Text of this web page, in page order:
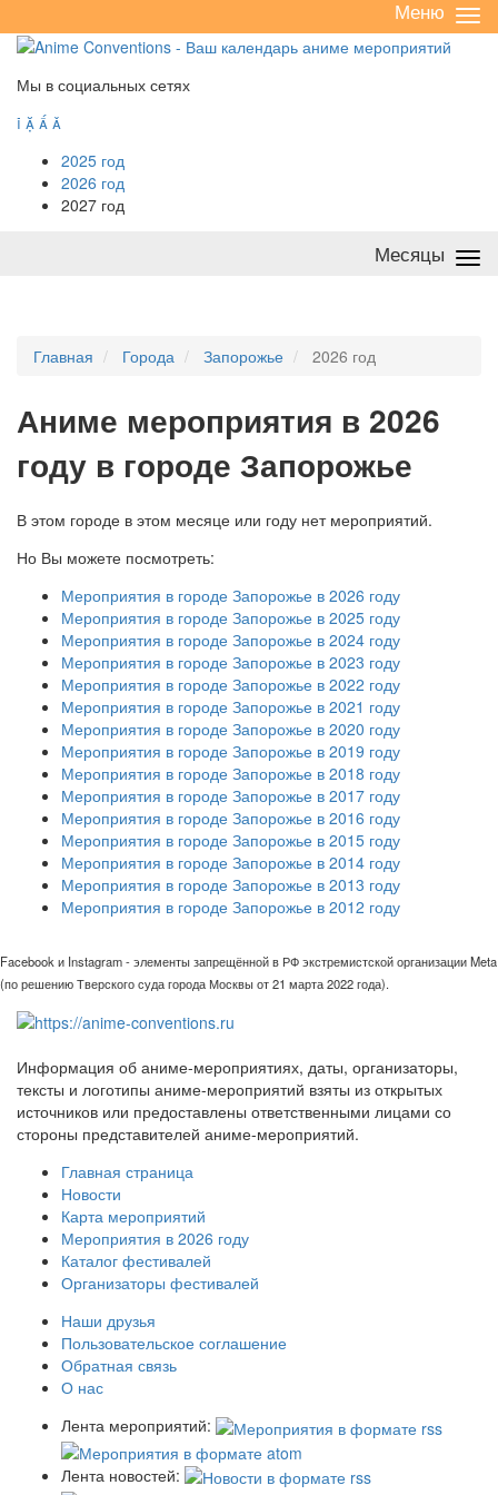
/
Меню
Мы в социальных сетях
   
2025 год
2026 год
2027 год
Месяцы
Главная Города Запорожье 2026 год
Аниме мероприятия в 2026
году в городе Запорожье
В этом городе в этом месяце или году нет мероприятий.
Но Вы можете посмотреть:
Мероприятия в городе Запорожье в 2026 году
Мероприятия в городе Запорожье в 2025 году
Мероприятия в городе Запорожье в 2024 году
Мероприятия в городе Запорожье в 2023 году
Мероприятия в городе Запорожье в 2022 году
Мероприятия в городе Запорожье в 2021 году
Мероприятия в городе Запорожье в 2020 году
Мероприятия в городе Запорожье в 2019 году
Мероприятия в городе Запорожье в 2018 году
Мероприятия в городе Запорожье в 2017 году
Мероприятия в городе Запорожье в 2016 году
Мероприятия в городе Запорожье в 2015 году
Мероприятия в городе Запорожье в 2014 году
Мероприятия в городе Запорожье в 2013 году
Мероприятия в городе Запорожье в 2012 году
Facebook и Instagram - элементы запрещённой в РФ экстремистской организации Meta
(по решению Тверского суда города Москвы от 21 марта 2022 года).
Информация об аниме-мероприятиях, даты, организаторы,
тексты и логотипы аниме-мероприятий взяты из открытых
источников или предоставлены ответственными лицами со
стороны представителей аниме-мероприятий.
Главная страница
Новости
Карта мероприятий
Мероприятия в 2026 году
Каталог фестивалей
Организаторы фестивалей
Наши друзья
Пользовательское соглашение
Обратная связь
О нас
Лента мероприятий:
Лента новостей: